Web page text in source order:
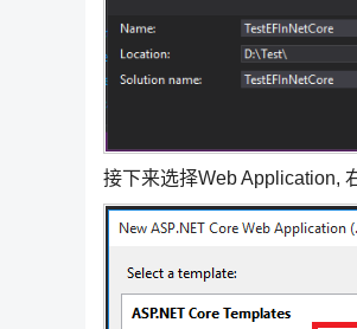
接下来选择Web Application,